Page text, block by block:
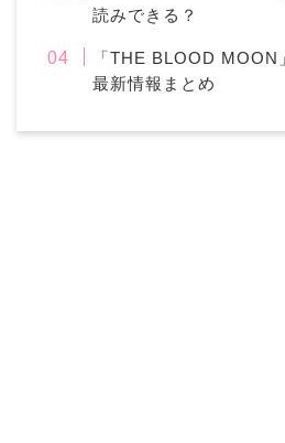
読みできる？
「THE BLOOD
最新情報まとめ